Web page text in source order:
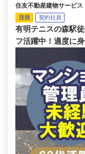
住友不動産建物サービ
注目 契約社員
有明テニスの森駅
フ活躍中！適度に